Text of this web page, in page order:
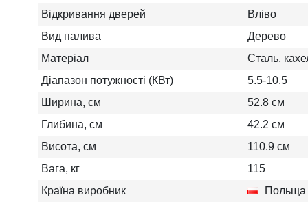
Відкривання дверей
Вліво
Вид палива
Дерево
Матеріал
Сталь,
Діапазон потужності (КВт)
5.5-10.5
Ширина, см
52.8 см
Глибина, см
42.2 см
Висота, см
110.9 см
Вага, кг
115
Країна виробник
Польща